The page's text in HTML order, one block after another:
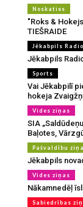
Noskaties
"Roks &
TIEŠRAIDE
Jēkabpils
Jēkabpils
Sports
Vai Jēkabpilī
hokeja
Vides ziņas
SIA
Baļotes,
Pašvaldību
Jēkabpils
Vides ziņas
Nākamnedēļ
Sabiedrības